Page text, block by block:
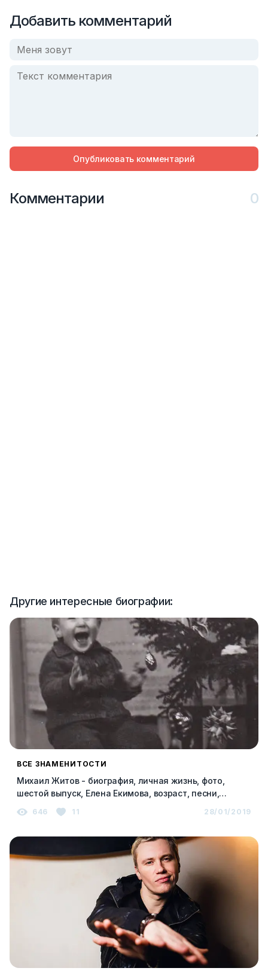
Другие интересные биографии:
ВСЕ ЗНАМЕНИТОСТИ
Михаил Житов - биография, личная жизнь, фото,
шестой выпуск, Елена Екимова, возраст, песни,
"Голос" и последние новости 2023
646 11 28/01/2019
Добавить комментарий
Опубликовать комментарий
Комментарии 0